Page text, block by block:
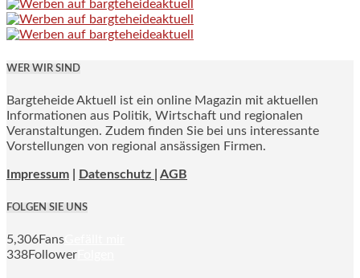
WER WIR SIND
Bargteheide Aktuell ist ein online Magazin mit aktuellen
Informationen aus Politik, Wirtschaft und regionalen
Veranstaltungen. Zudem finden Sie bei uns interessante
Vorstellungen von regional ansässigen Firmen.
Impressum Datenschutz | AGB
FOLGEN SIE UNS
5,306Fans
338Follower